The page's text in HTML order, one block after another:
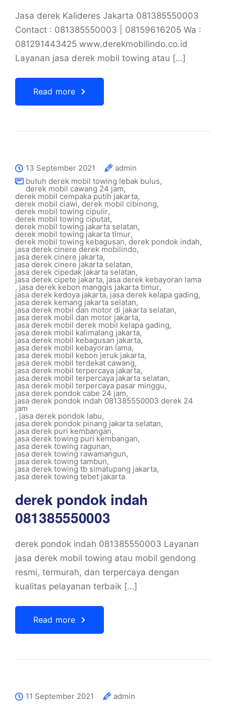
Jasa derek Kalideres Jakarta 081385550003
Contact : 081385550003 | 08159616205 Wa :
081291443425 www.derekmobilindo.co.id
Layanan jasa derek mobil towing atau […]
Read more
13 September 2021
admin
butuh derek mobil towing lebak bulus,
derek mobil cawang 24 jam,
derek mobil cempaka putih jakarta,
derek mobil ciawi, derek mobil cibinong,
derek mobil towing cipulir,
derek mobil towing ciputat,
derek mobil towing jakarta selatan,
derek mobil towing jakarta timur,
derek mobil towing kebagusan, derek pondok indah,
jasa derek cinere derek mobilindo,
jasa derek cinere jakarta,
jasa derek cinere jakarta selatan,
jasa derek cipedak jakarta selatan,
jasa derek cipete jakarta, jasa derek kebayoran lama
, jasa derek kebon manggis jakarta timur,
jasa derek kedoya jakarta, jasa derek kelapa gading,
jasa derek kemang jakarta selatan,
jasa derek mobil dan motor di jakarta selatan,
jasa derek mobil dan motor jakarta,
jasa derek mobil derek mobil kelapa gading,
jasa derek mobil kalimalang jakarta,
jasa derek mobil kebagusan jakarta,
jasa derek mobil kebayoran lama,
jasa derek mobil kebon jeruk jakarta,
jasa derek mobil terdekat cawang,
jasa derek mobil terpercaya jakarta,
jasa derek mobil terpercaya jakarta selatan,
jasa derek mobil terpercaya pasar minggu,
jasa derek pondok cabe 24 jam,
jasa derek pondok indah 081385550003 derek 24
jam
, jasa derek pondok labu,
jasa derek pondok pinang jakarta selatan,
jasa derek puri kembangan,
jasa derek towing puri kembangan,
jasa derek towing ragunan,
jasa derek towing rawamangun,
jasa derek towing tambun,
jasa derek towing tb simatupang jakarta,
jasa derek towing tebet jakarta
derek pondok indah
081385550003
derek pondok indah 081385550003 Layanan
jasa derek mobil towing atau mobil gendong
resmi, termurah, dan terpercaya dengan
kualitas pelayanan terbaik […]
Read more
11 September 2021
admin